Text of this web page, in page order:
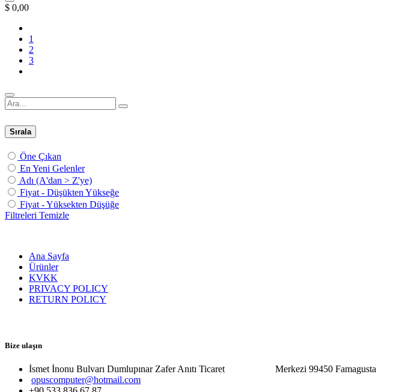
$ 0,00
1
2
3
Sırala
Öne Çıkan
En Yeni Gelenler
Adı (A'dan > Z'ye)
Fiyat - Düşükten Yükseğe
Fiyat - Yüksekten Düşüğe
Filtreleri Temizle
Ana Sayfa
Ürünler
KVKK
PRIVACY POLICY
RETURN POLICY
Bize ulaşın
İsmet İnonu Bulvarı Dumlupınar Zafer Anıtı Ticaret Merkezi 99450 Famagust​a
opuscomputer@hotmail.com